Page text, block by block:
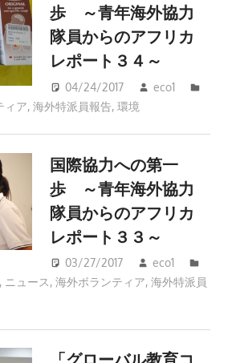
歩 ～青年海外協力
隊員からのアフリカ
レポート３４～
04/24/2017
eco1
ィア, 海外特派員報告, 環境
国際協力への第一
歩 ～青年海外協力
隊員からのアフリカ
レポート３３～
03/27/2017
eco1
ニュース, 海外ボランティア, 海外特派員